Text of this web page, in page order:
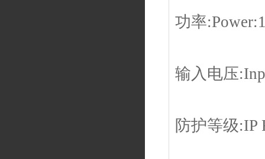
功率
输入电压
防护等级:IP